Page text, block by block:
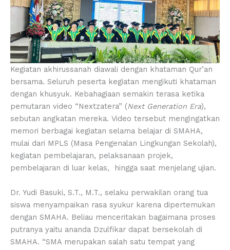
Kegiatan akhirussanah diawali dengan khataman Qur’an
bersama. Seluruh peserta kegiatan mengikuti khataman
dengan khusyuk. Kebahagiaan semakin terasa ketika
pemutaran video “Nextzatera” (Next Generation Era),
sebutan angkatan mereka. Video tersebut mengingatkan
memori berbagai kegiatan selama belajar di SMAHA,
mulai dari MPLS (Masa Pengenalan Lingkungan Sekolah),
kegiatan pembelajaran, pelaksanaan projek,
pembelajaran di luar kelas, hingga saat menjelang ujian.
Dr. Yudi Basuki, S.T., M.T., selaku perwakilan orang tua
siswa menyampaikan rasa syukur karena dipertemukan
dengan SMAHA. Beliau menceritakan bagaimana proses
putranya yaitu ananda Dzulfikar dapat bersekolah di
SMAHA. “SMA merupakan salah satu tempat yang